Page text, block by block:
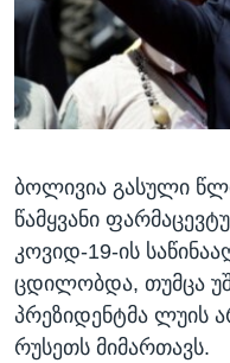
ᲡᲢᲣᲓᲘᲐ ᲕᲐᲨᲘᲜᲒᲢᲝᲜᲘ
ᲔᲙᲝᲜᲝᲛᲘᲙᲐ
ᲯᲐᲜᲛᲠᲗᲔᲚᲝᲑᲐ
ᲛᲔᲪᲜᲘᲔᲠᲔᲑᲐ
ᲙᲣᲚᲢᲣᲠᲐ
ᲒᲐᲚᲘᲚᲔᲝ
ᲓᲔᲖᲘᲜᲤᲝᲠᲛᲐᲪᲘᲐ
Learning English
ᲗᲕᲐᲚᲘ ᲒᲕᲐᲓᲔᲕᲜᲔᲗ
ენები
ბოლივია გასული
წამყვანი
კოვიდ-19-ის
ცდილობდა, თუმცა
პრეზიდენტმა ლუის
რუსეთს მიმართავს.